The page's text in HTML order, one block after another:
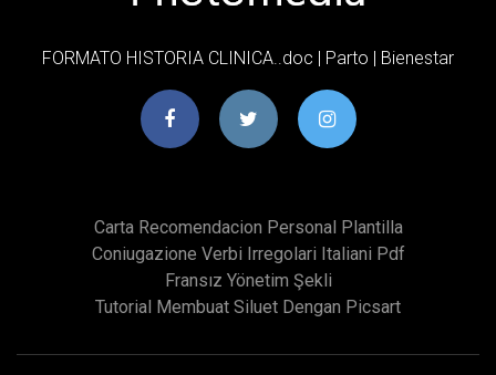
FORMATO HISTORIA CLINICA..doc | Parto | Bienestar
Carta Recomendacion Personal Plantilla
Coniugazione Verbi Irregolari Italiani Pdf
Fransız Yönetim Şekli
Tutorial Membuat Siluet Dengan Picsart